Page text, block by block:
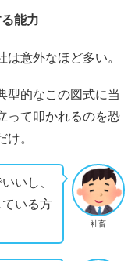
能力
意外なほど多い。
型的なこの図式に当
って叩かれるのを恐
。
社畜
いし、
いる方